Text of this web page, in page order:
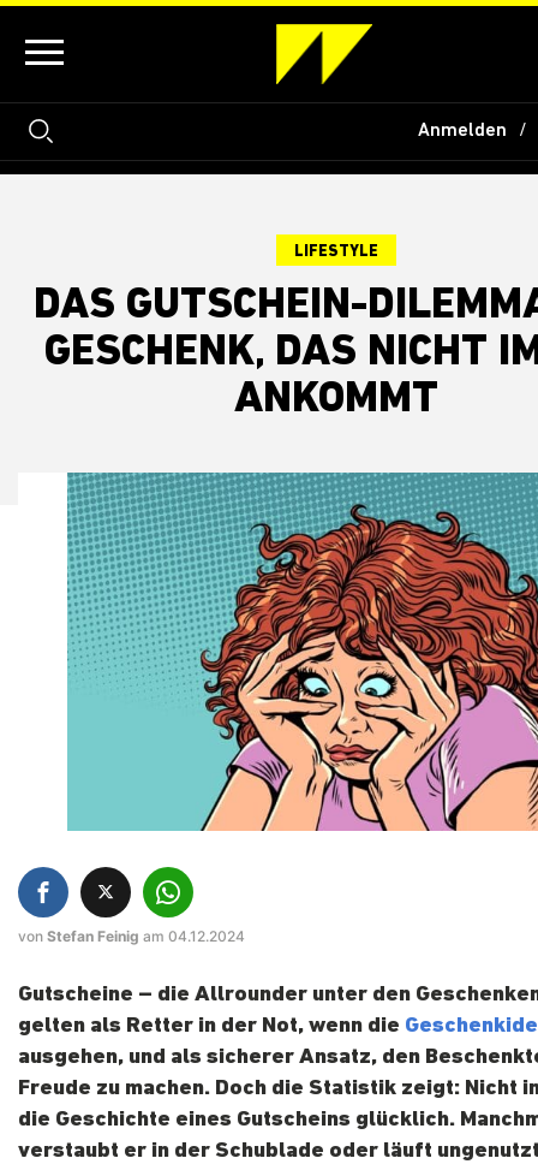
Anmelden
LIFESTYLE
DAS GUTSCHEIN-
GESCHENK, DAS NICHT
ANKOMMT
von Stefan Feinig am 04.12.2024
Gutscheine – die Allrounder unter den
gelten als Retter in der Not, wenn die
ausgehen, und als sicherer Ansatz, den
Freude zu machen. Doch die Statistik zeigt: Nicht
die Geschichte eines Gutscheins glücklich.
verstaubt er in der Schublade oder läuft